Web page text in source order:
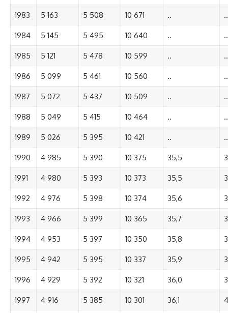
1983 5 163 5 508 10 671 .. ..
1984 5 145 5 495 10 640 .. ..
1985 5 121 5 478 10 599 .. ..
1986 5 099 5 461 10 560 .. ..
1987 5 072 5 437 10 509 .. ..
1988 5 049 5 415 10 464 .. ..
1989 5 026 5 395 10 421 .. ..
1990 4 985 5 390 10 375 35,5
1991 4 980 5 393 10 373 35,5
1992 4 976 5 398 10 374 35,6
1993 4 966 5 399 10 365 35,7
1994 4 953 5 397 10 350 35,8
1995 4 942 5 395 10 337 35,9
1996 4 929 5 392 10 321 36,0
1997 4 916 5 385 10 301 36,1